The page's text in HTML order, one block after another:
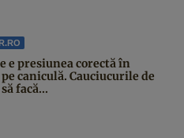
e presiunea corectă în
caniculă. Cauciucurile de
facă...